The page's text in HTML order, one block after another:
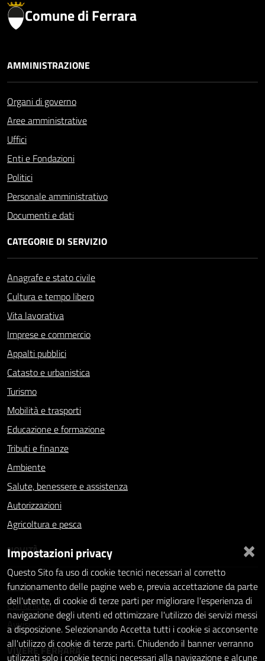
Comune di Ferrara
AMMINISTRAZIONE
Organi di governo
Aree amministrative
Uffici
Enti e Fondazioni
Politici
Personale amministrativo
Documenti e dati
CATEGORIE DI SERVIZIO
Anagrafe e stato civile
Cultura e tempo libero
Vita lavorativa
Imprese e commercio
Appalti pubblici
Catasto e urbanistica
Turismo
Mobilità e trasporti
Educazione e formazione
Tributi e finanze
Ambiente
Salute, benessere e assistenza
Autorizzazioni
Agricoltura e pesca
NOVITÀ
Notizie
Comunicati
Avvisi
VIVERE FERRARA
×
Impostazioni privacy
Questo Sito fa uso di cookie tecnici necessari al corretto
funzionamento delle pagine web e, previa accettazione da parte
dell'utente, di cookie di terze parti per migliorare l'esperienza di
navigazione degli utenti ed ottimizzare l'utilizzo dei servizi messi
a disposizione. Selezionando Accetta tutti i cookie si acconsente
all'utilizzo di cookie di terze parti. Chiudendo il banner verranno
utilizzati solo i cookie tecnici necessari alla navigazione e alcune